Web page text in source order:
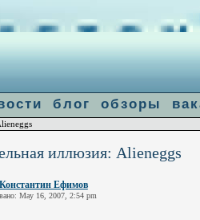
[ function.file-get-contents ]: failed to
иллюзия: Alieneggs
Константин Ефимов
May 16, 2007, 2:54 pm
блог обзоры